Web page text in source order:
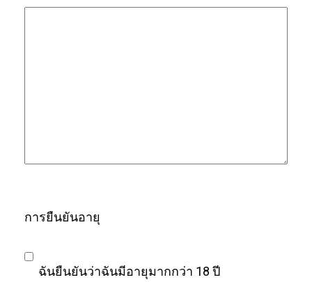
การยืนยันอายุ
ฉันยืนยันว่าฉันมีอายุมากกว่า 18 ปี